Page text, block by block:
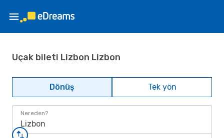
Uçak bileti Lizbon Lizbon
Dönüş Tek yön
Nereden?
Lizbon